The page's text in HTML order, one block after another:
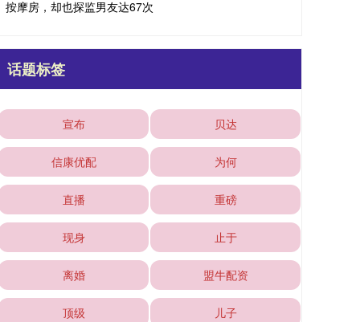
按摩房，却也探监男友达67次
话题标签
宣布 贝达
信康优配 为何
直播 重磅
现身 止于
离婚 盟牛配资
顶级 儿子